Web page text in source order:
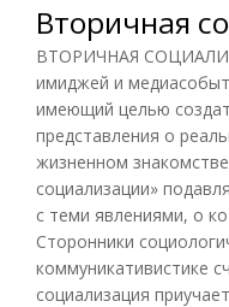
Вторичная
ВТОРИЧНАЯ
имиджей и
имеющий целью
представления о
жизненном
социализации»
с теми явлениями, о
Сторонники
коммуникативистике
социализация